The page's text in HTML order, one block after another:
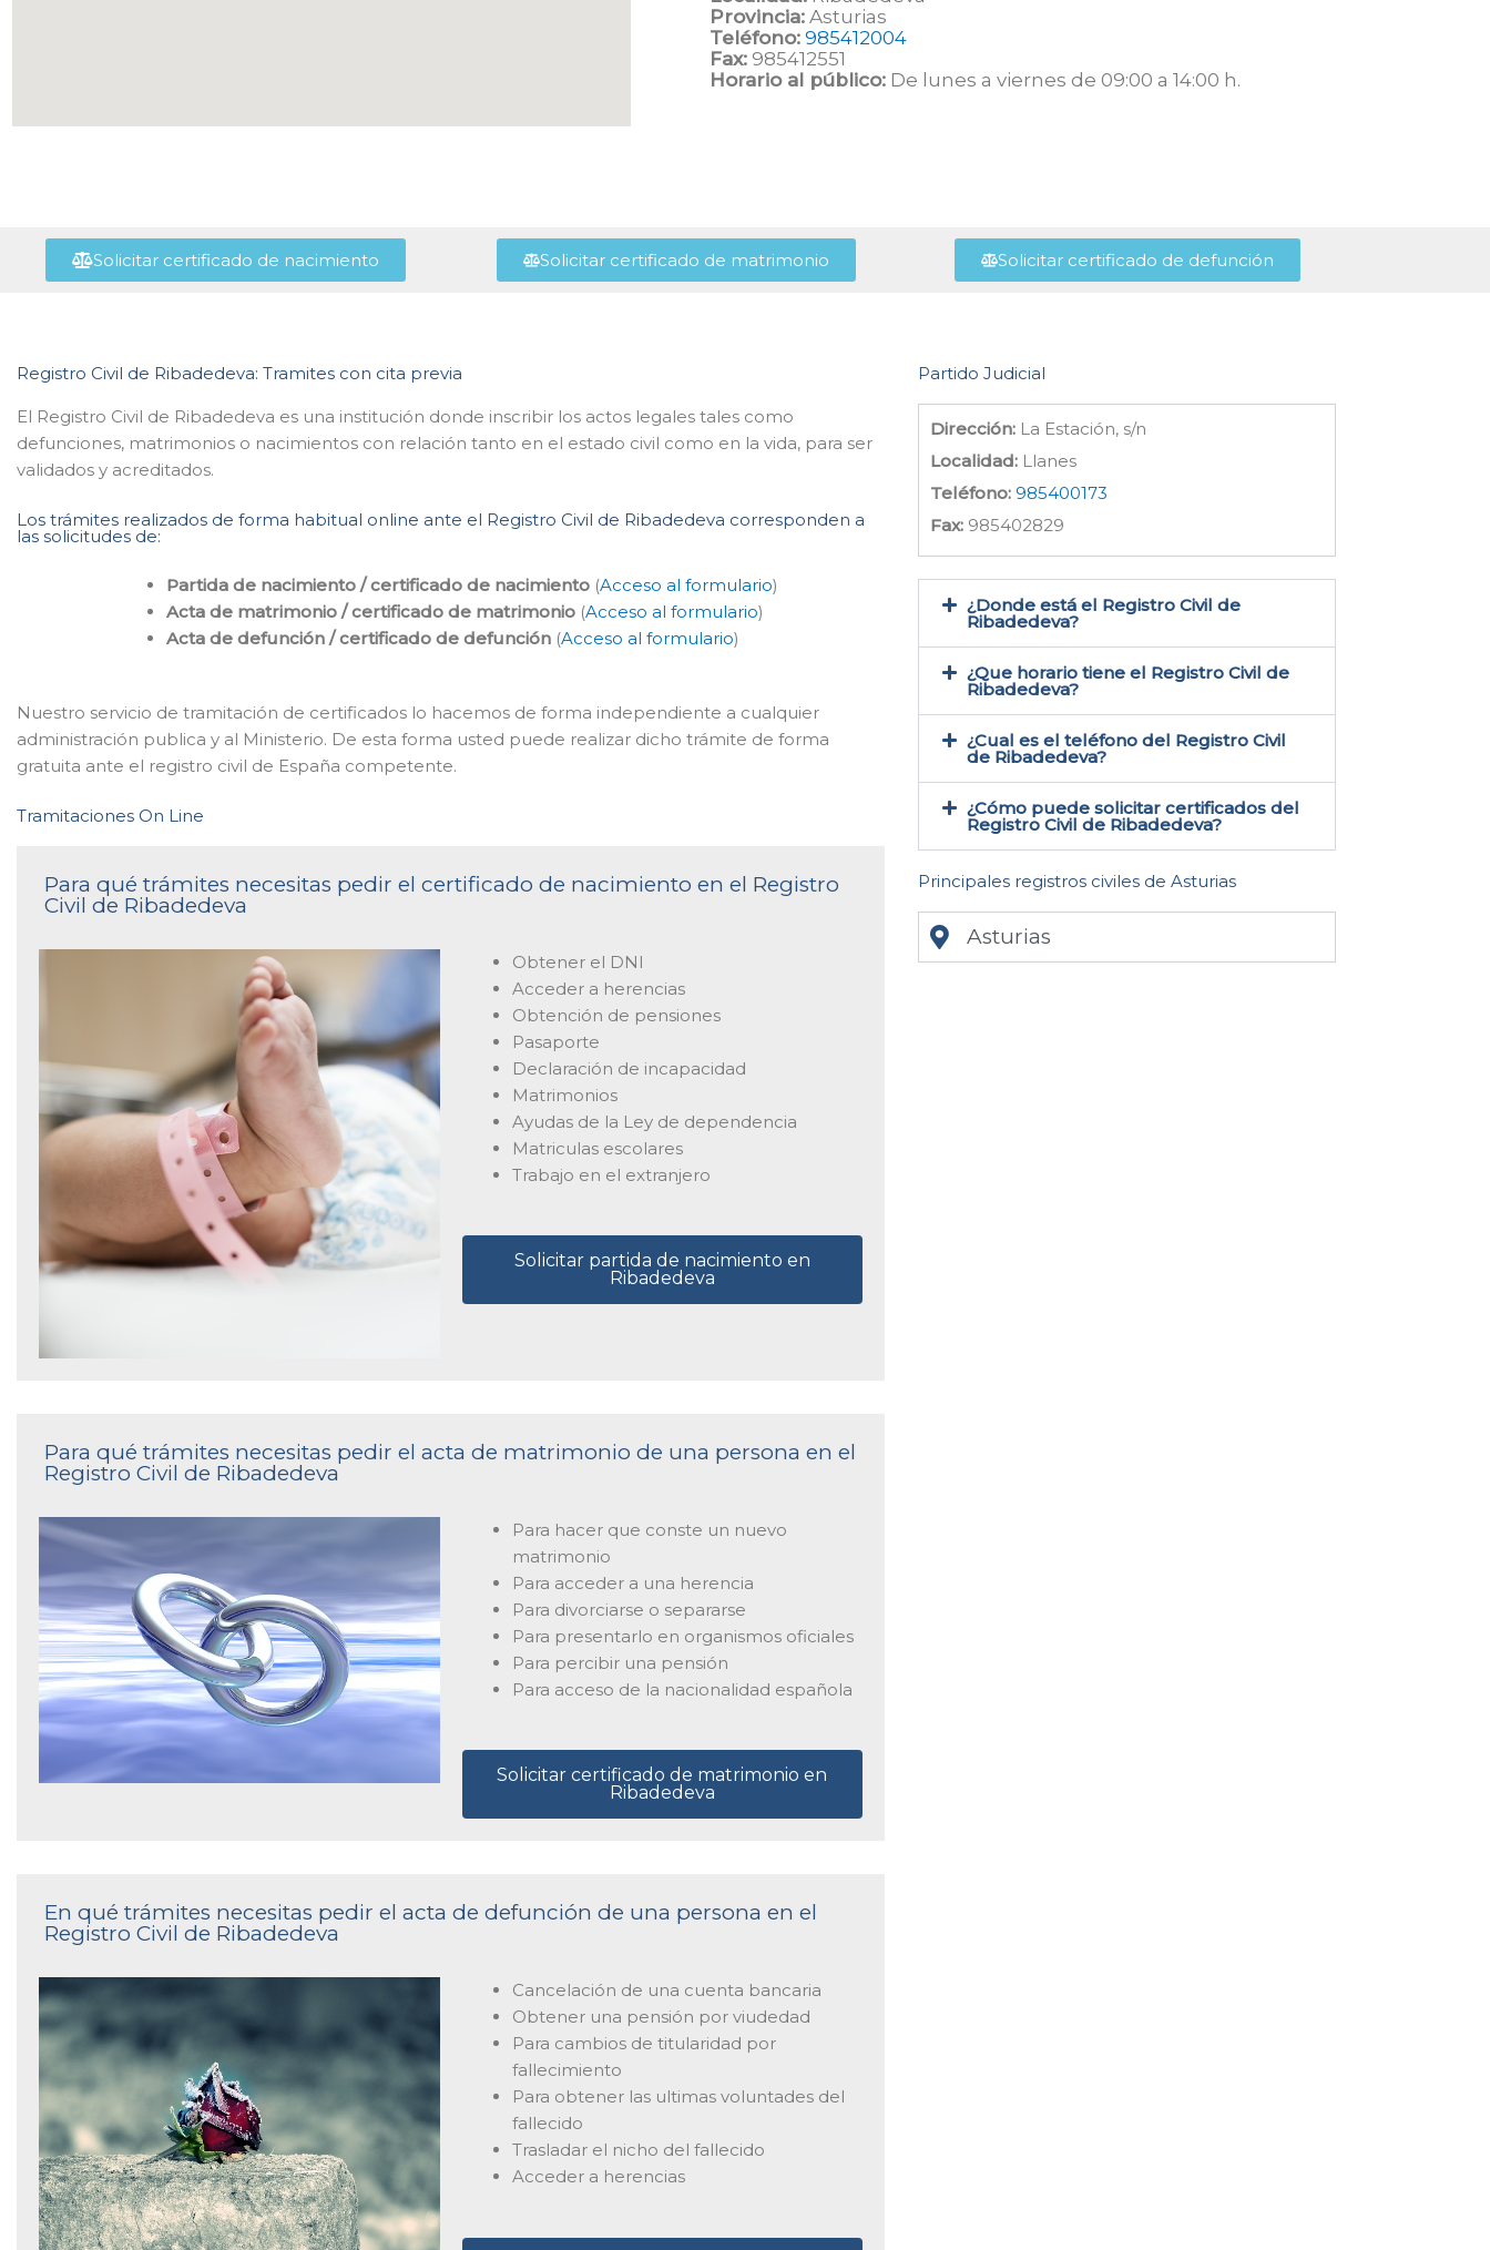
Provincia: Asturias
Teléfono: 985412004
Fax: 985412551
Horario al público: De lunes a viernes de 09:00 a 14:00 h.
Solicitar certificado de nacimiento Solicitar certificado de matrimonio Solicitar certificado de defunción
Registro Civil de Ribadedeva: Tramites con cita previa
El Registro Civil de Ribadedeva es una institución donde inscribir los actos legales tales como
defunciones, matrimonios o nacimientos con relación tanto en el estado civil como en la vida, para ser
validados y acreditados.
Los trámites realizados de forma habitual online ante el Registro Civil de Ribadedeva corresponden a
las solicitudes de:
Partida de nacimiento / certificado de nacimiento (Acceso al formulario)
Acta de matrimonio / certificado de matrimonio (Acceso al formulario)
Acta de defunción / certificado de defunción (Acceso al formulario)
Nuestro servicio de tramitación de certificados lo hacemos de forma independiente a cualquier
administración publica y al Ministerio. De esta forma usted puede realizar dicho trámite de forma
gratuita ante el registro civil de España competente.
Tramitaciones On Line
Para qué trámites necesitas pedir el certificado de nacimiento en el Registro
Civil de Ribadedeva
Obtener el DNI
Acceder a herencias
Obtención de pensiones
Pasaporte
Declaración de incapacidad
Matrimonios
Ayudas de la Ley de dependencia
Matriculas escolares
Trabajo en el extranjero
Solicitar partida de nacimiento en
Ribadedeva
Para qué trámites necesitas pedir el acta de matrimonio de una persona en el
Registro Civil de Ribadedeva
Para hacer que conste un nuevo
matrimonio
Para acceder a una herencia
Para divorciarse o separarse
Para presentarlo en organismos oficiales
Para percibir una pensión
Para acceso de la nacionalidad española
Solicitar certificado de matrimonio en
Ribadedeva
En qué trámites necesitas pedir el acta de defunción de una persona en el
Registro Civil de Ribadedeva
Cancelación de una cuenta bancaria
Obtener una pensión por viudedad
Para cambios de titularidad por
fallecimiento
Para obtener las ultimas voluntades del
fallecido
Trasladar el nicho del fallecido
Acceder a herencias
Partido Judicial
Dirección: La Estación, s/n
Localidad: Llanes
Teléfono: 985400173
Fax: 985402829
¿Donde está el Registro Civil de
Ribadedeva​?
¿Que horario tiene el Registro Civil de
Ribadedeva?
¿Cual es el teléfono del Registro Civil
de Ribadedeva​?
¿Cómo puede solicitar certificados del
Registro Civil de Ribadedeva​?
Principales registros civiles de Asturias
Asturias